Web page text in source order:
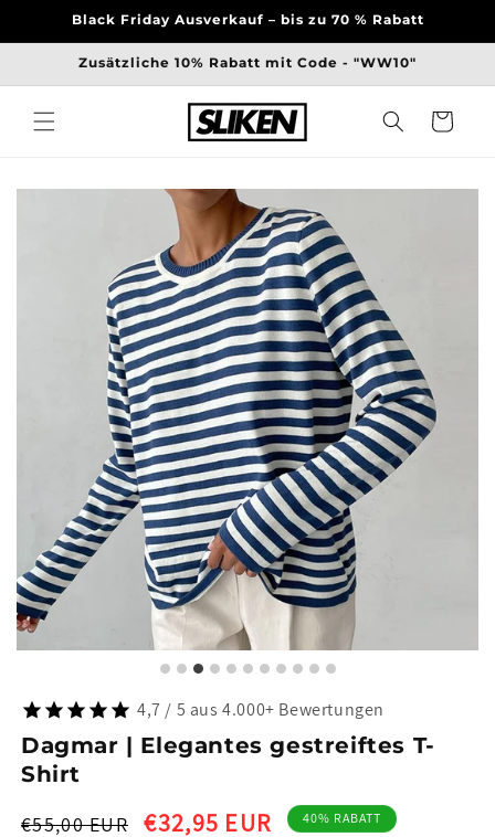
Inhalt
Black Friday Ausverkauf – bis zu 70 % Rabatt
Zusätzliche 10% Rabatt mit Code - "WW10"
Warenkorb
4,7 / 5 aus 4.000+ Bewertungen
Dagmar | Elegantes gestreiftes T-
Shirt
Normaler
€55,00 EUR Verkaufspreis
€32,95 EUR 40% RABATT